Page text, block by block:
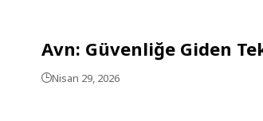
Avn: Güvenliğe Giden
Nisan 29, 2026